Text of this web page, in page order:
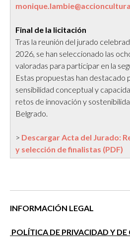
Final de la licitación
Tras la reunión del jurado
2026, se han seleccionado las
valoradas para participar en la
Estas propuestas han destacado
sensibilidad conceptual y
retos de innovación y
Belgrado.
> Descargar Acta del Jurado:
y selección de finalistas (PDF)
INFORMACIÓN LEGAL
POLÍTICA DE PRIVACIDAD Y DE